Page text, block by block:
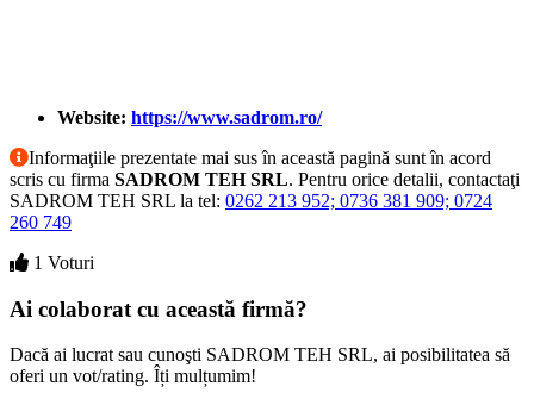
Website: https://www.sadrom.ro/
Informaţiile prezentate mai sus în această pagină sunt în acord
scris cu firma SADROM TEH SRL. Pentru orice detalii, contactaţi
SADROM TEH SRL la tel: 0262 213 952; 0736 381 909; 0724
260 749
1 Voturi
Ai colaborat cu această firmă?
Dacă ai lucrat sau cunoşti SADROM TEH SRL, ai posibilitatea să
oferi un vot/rating. Îți mulțumim!